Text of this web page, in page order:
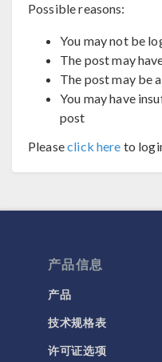
Possible reasons:
You may not be
The post may
The post may be
You may have
post
Pleaseclick here to
产品信息
产品
技术规格表
许可证选项